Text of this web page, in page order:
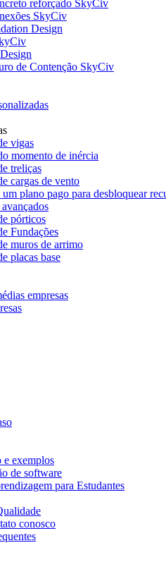
reforçado SkyCiv
SkyCiv
Design
de Contenção SkyCiv
vigas
momento de inércia
treliças
cargas de vento
plano pago para desbloquear
pórticos
Fundações
muros de arrimo
placas base
empresas
e exemplos
de software
para Estudantes
conosco